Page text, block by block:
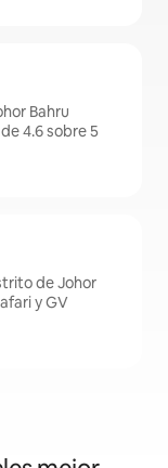
Bahru
4.6 sobre 5
de Johor
y GV